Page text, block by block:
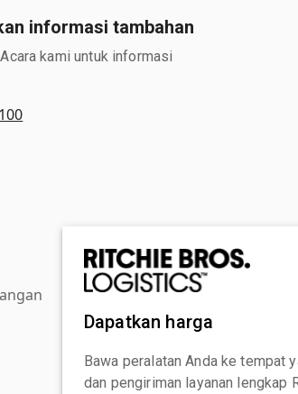
informasi tambahan
kami untuk informasi
Dapatkan harga
Bawa peralatan Anda ke tempat
dan pengiriman layanan lengkap